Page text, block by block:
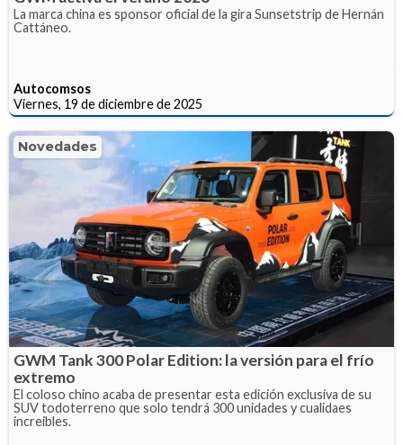
La marca china es sponsor oficial de la gira Sunsetstrip de Hernán
Cattáneo.
Autocomsos
Viernes, 19 de diciembre de 2025
Novedades
GWM Tank 300 Polar Edition: la versión para el frío
extremo
El coloso chino acaba de presentar esta edición exclusiva de su
SUV todoterreno que solo tendrá 300 unidades y cualidaes
increibles.